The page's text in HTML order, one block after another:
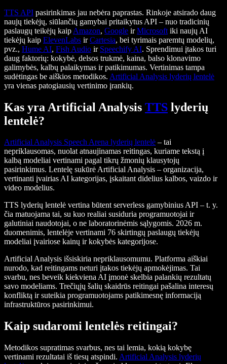
TTS API pasirinkimas jau nebėra paprastas. Rinkoje atsirado daug
naujų tiekėjų, siūlančių gamybai pritaikytus API – nuo tradicinių
paslaugų teikėjų kaip Amazon, Google irMicrosoft iki naujų AI
tiekėjų kaip ElevenLabs irCartesia, bei tyrimais paremtų modelių,
pvz., Hume AI, Fish Audio ir Speechify AI. Sprendimui įtakos turi
daug faktorių: kokybė, delsos trukmė, kaina, balso klonavimo
galimybės, kalbų palaikymas ir patikimumas. Vertinimas tampa
sudėtingas be aiškios metodikos. Artificial Analysis lyderių lentelė
yra vienas patogiausių vertinimo įrankių.
Kas yra Artificial Analysis TTS lyderių
lentelė?
Artificial Analysis Speech Arena lyderių lentelė – tai
nepriklausomas, nuolat atnaujinamas reitingas, kuriame tekstą į
kalbą modeliai vertinami pagal tikrų žmonių klausytojų
pasirinkimus. Lentelę sukūrė Artificial Analysis – organizacija,
vertinanti įvairias AI kategorijas, įskaitant didelius kalbos, vaizdo ir
video modelius.
TTS lyderių lentelė vertina būtent serverless gamybinius API – t. y.
čia matuojama tai, su kuo realiai susiduria programuotojai ir
galutiniai naudotojai, o ne laboratorinėmis sąlygomis. 2026 m.
duomenimis, lentelėje vertinami 76 skirtingų paslaugų tiekėjų
modeliai įvairiose kainų ir kokybės kategorijose.
Artificial Analysis išsiskiria nepriklausomumu. Platforma aiškiai
nurodo, kad reitingams neturi įtakos tiekėjų apmokėjimas. Tai
svarbu, nes beveik kiekviena AI įmonė skelbia palankių rezultatų
savo modeliams. Trečiųjų šalių skaidrūs reitingai pašalina interesų
konfliktą ir suteikia programuotojams patikimesnę informaciją
infrastruktūros pasirinkimui.
Kaip sudaromi lentelės reitingai?
Metodikos supratimas svarbus, nes tai lemia, kokią kokybę
vertinami rezultatai iš tiesų atspindi. Artificial Analysis lyderių